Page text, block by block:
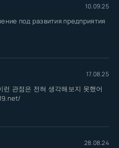
10.09.25
под развития предприятия
17.08.25
관점은 전혀 생각해보지 못했어
28.08.24